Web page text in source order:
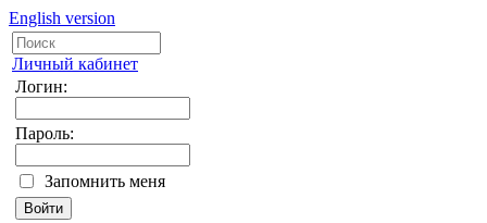
English version
Личный кабинет
Логин:
Пароль:
Запомнить меня